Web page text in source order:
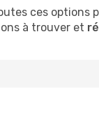
ces options
à trouver et